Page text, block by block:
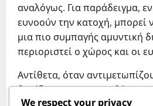
αναλόγως. Για παράδειγμα,
ευνοούν την κατοχή, μπορεί
μια πιο συμπαγής αμυντική
περιοριστεί ο χώρος και οι
Αντίθετα, όταν
βασίζονται σε
We respect your privacy